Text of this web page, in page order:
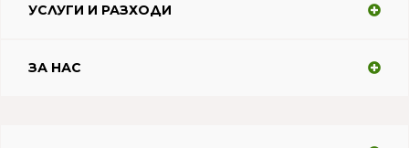
УСЛУГИ И РАЗХОДИ
ЗА НАС